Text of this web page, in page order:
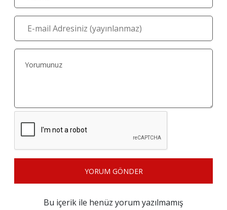
YORUM GÖNDER
Bu içerik ile henüz yorum yazılmamış